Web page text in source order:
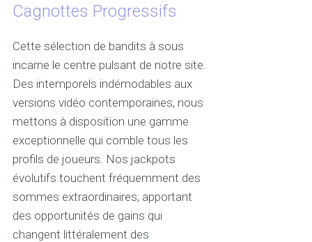
Cagnottes Progressifs
Cette sélection de bandits à sous
incarne le centre pulsant de notre site.
Des intemporels indémodables aux
versions vidéo contemporaines, nous
mettons à disposition une gamme
exceptionnelle qui comble tous les
profils de joueurs. Nos jackpots
évolutifs touchent fréquemment des
sommes extraordinaires, apportant
des opportunités de gains qui
changent littéralement des